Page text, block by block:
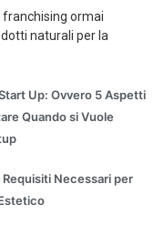
franchising ormai
naturali per la
Up: Ovvero 5 Aspetti
Quando si Vuole
Necessari per